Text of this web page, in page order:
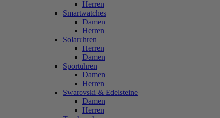
Herren
Smartwatches
Damen
Herren
Solaruhren
Herren
Damen
Sportuhren
Damen
Herren
Swarovski & Edelsteine
Damen
Herren